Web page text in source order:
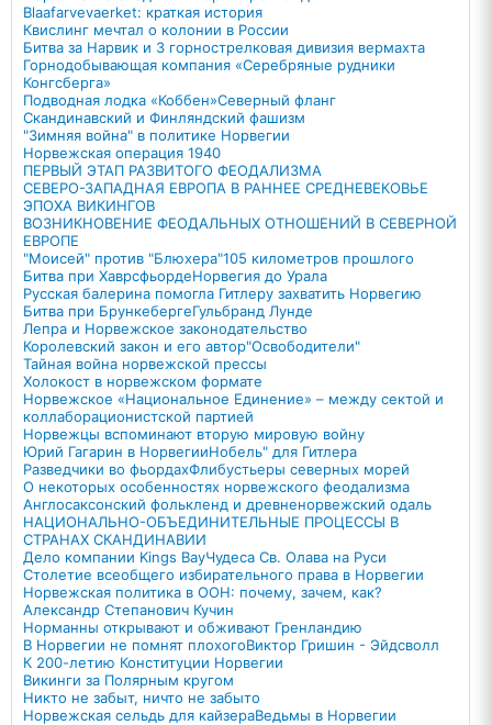
Blaafarvevaerket: краткая история
Квислинг мечтал о колонии в России
Битва за Нарвик и 3 горнострелковая дивизия вермахта
Горнодобывающая компания «Серебряные рудники
Конгсберга»
Подводная лодка «Коббен»Северный фланг
Скандинавский и Финляндский фашизм
"Зимняя война" в политике Норвегии
Норвежская операция 1940
ПЕРВЫЙ ЭТАП РАЗВИТОГО ФЕОДАЛИЗМА
СЕВЕРО-ЗАПАДНАЯ ЕВРОПА В РАННЕЕ СРЕДНЕВЕКОВЬЕ
ЭПОХА ВИКИНГОВ
ВОЗНИКНОВЕНИЕ ФЕОДАЛЬНЫХ ОТНОШЕНИЙ В СЕВЕРНОЙ
ЕВРОПЕ
"Моисей" против "Блюхера"105 километров прошлого
Битва при ХаврсфьордеНорвегия до Урала
Русская балерина помогла Гитлеру захватить Норвегию
Битва при БрункебергеГульбранд Лунде
Лепра и Норвежское законодательство
Королевский закон и его автор"Освободители"
Тайная война норвежской прессы
Холокост в норвежском формате
Норвежское «Национальное Единение» – между сектой и
коллаборационистской партией
Норвежцы вспоминают вторую мировую войну
Юрий Гагарин в НорвегииНобель" для Гитлера
Разведчики во фьордахФлибустьеры северных морей
О некоторых особенностях норвежского феодализма
Англосаксонский фолькленд и древненорвежский одаль
НАЦИОНАЛЬНО-ОБЪЕДИНИТЕЛЬНЫЕ ПРОЦЕССЫ В
СТРАНАХ СКАНДИНАВИИ
Дело компании Kings BayЧудеса Св. Олава на Руси
Столетие всеобщего избирательного права в Норвегии
Норвежская политика в ООН: почему, зачем, как?
Александр Степанович Кучин
Норманны открывают и обживают Гренландию
В Норвегии не помнят плохогоВиктор Гришин - Эйдсволл
К 200-летию Конституции Норвегии
Викинги за Полярным кругом
Никто не забыт, ничто не забыто
Норвежская сельдь для кайзераВедьмы в Норвегии